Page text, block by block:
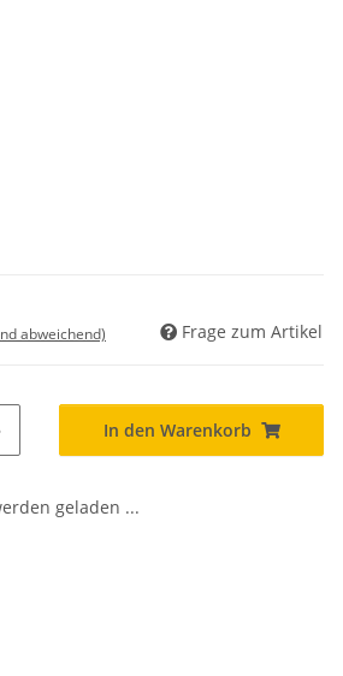
abweichend) Frage zum Artikel
In den Warenkorb
geladen ...